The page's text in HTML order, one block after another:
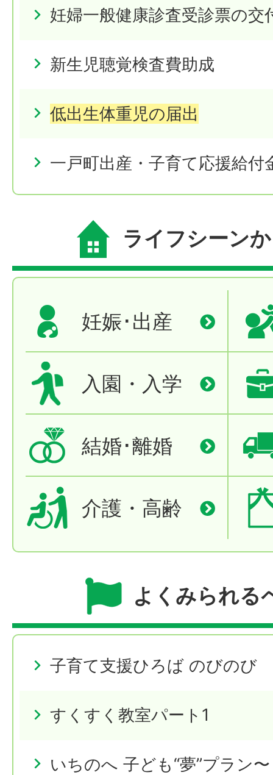
妊婦一般健康診査受診票の交
新生児聴覚検査費助成
低出生体重児の届出
一戸町出産・子育て応援給付
ライフシーン
妊娠･出産
入園・入学
結婚･離婚
介護・高齢
よくみられる
子育て支援ひろば のびのび
すくすく教室パート1
いちのへ 子ども“夢”プラン